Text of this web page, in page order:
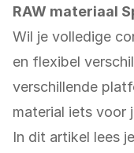
RAW materiaal
Wil je volledige
en flexibel
verschillende
material iets voor
In dit artikel lees